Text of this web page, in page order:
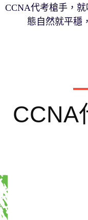
CCNA代考槍手，
態自然就平穩
CCNA